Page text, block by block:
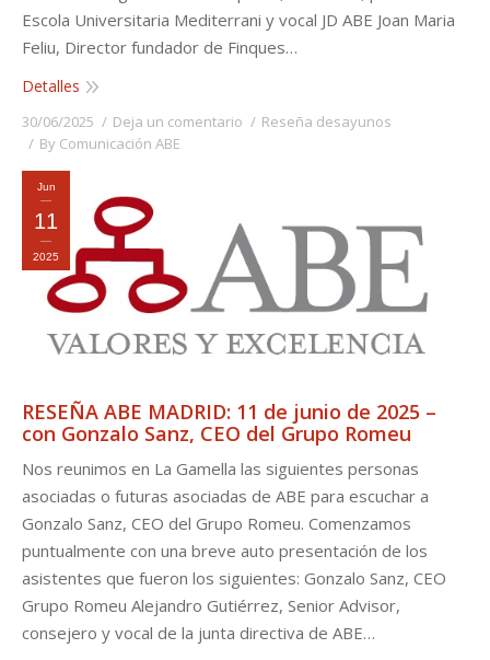
Escola Universitaria Mediterrani y vocal JD ABE Joan Maria
Feliu, Director fundador de Finques…
Detalles
30/06/2025 Deja un comentario
Reseña desayunos
By Comunicación ABE
Jun
11
2025
RESEÑA ABE MADRID: 11 de junio de 2025 –
con Gonzalo Sanz, CEO del Grupo Romeu
Nos reunimos en La Gamella las siguientes personas
asociadas o futuras asociadas de ABE para escuchar a
Gonzalo Sanz, CEO del Grupo Romeu. Comenzamos
puntualmente con una breve auto presentación de los
asistentes que fueron los siguientes: Gonzalo Sanz, CEO
Grupo Romeu Alejandro Gutiérrez, Senior Advisor,
consejero y vocal de la junta directiva de ABE…